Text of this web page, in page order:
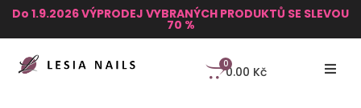
Do 1.9.2026 VÝPRODEJ VYBRANÝCH PRODUKTŮ SE SLEVOU
70 %
0.00 Kč
0